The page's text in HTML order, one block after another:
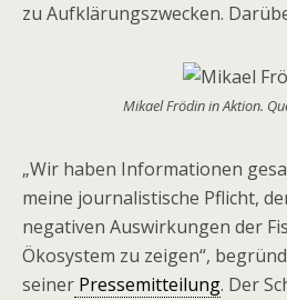
zu Aufklärungszwecken.
Mikael Frödin in Aktion.
„Wir haben Informationen
meine journalistische Pflicht,
negativen Auswirkungen der
Ökosystem zu zeigen“,
seiner Pressemitteilung. Der